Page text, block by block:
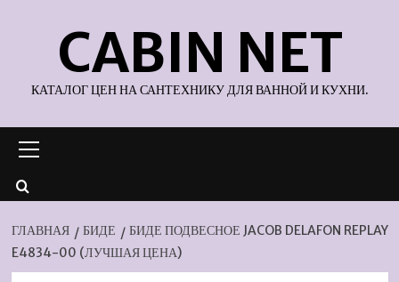
содержимомуCABIN NET
КАТАЛОГ ЦЕН НА САНТЕХНИКУ ДЛЯ ВАННОЙ И КУХНИ.
меню
ГЛАВНАЯ БИДЕ
БИДЕ ПОДВЕСНОЕ JACOB DELAFON REPLAY
E4834-00 (ЛУЧШАЯ ЦЕНА)